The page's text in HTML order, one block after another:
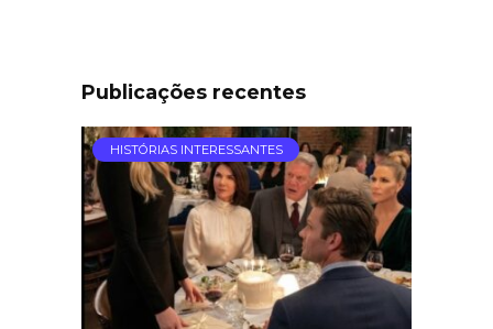
Publicações recentes
HISTÓRIAS INTERESSANTES